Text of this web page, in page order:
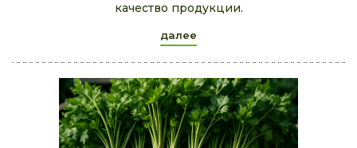
качество продукции.
далее